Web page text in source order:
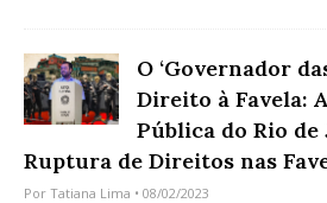
O ‘Governador
Direito à Favela:
Pública do Rio
Ruptura de Direitos nas
Por Tatiana Lima • 08/02/2023